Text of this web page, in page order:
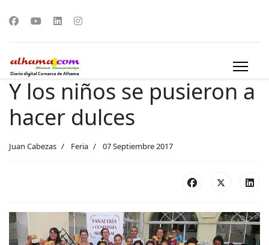
Y los niños se pusieron a
hacer dulces
Juan Cabezas Feria 07 Septiembre 2017